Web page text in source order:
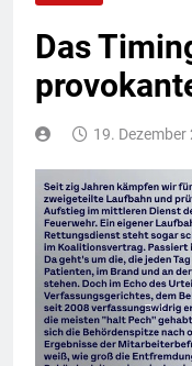
Das
19. Dezember